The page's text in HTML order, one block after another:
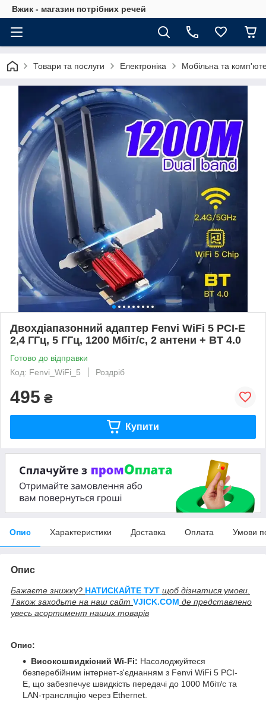
Вжик - магазин потрiбних речей
Товари та послуги Електроніка Мобільна та
Двохдіапазонний адаптер Fenvi WiFi 5 PCI-E
2,4 ГГц, 5 ГГц, 1200 Мбіт/с, 2 антени + BT 4.0
Готово до відправки
Код: Fenvi_WiFi_5
Роздріб
495 ₴
Купити
Опис Характеристики Доставка Оплата Умови
Опис
Бажаєте знижку? НАТИСКАЙТЕ ТУТ щоб дізнатися умови.
Також заходьте на наш сайт VJICK.COM де представлено
увесь асортимент наших товарів
Опис:
Високошвидкісний Wi-Fi: Насолоджуйтеся
безперебійним інтернет-з'єднанням з Fenvi WiFi 5 PCI-
E, що забезпечує швидкість передачі до 1000 Мбіт/с та
LAN-трансляцію через Ethernet.